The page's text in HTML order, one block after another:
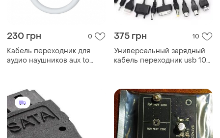
230 грн 0
Кабель переходник для
аудио наушников aux to
375 грн 10
Универсальный зарядный
кабель переходник usb 10в1